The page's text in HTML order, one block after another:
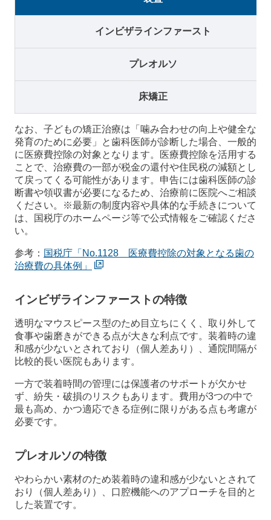
インビザラインファースト
プレオルソ
床矯正
なお、子どもの矯正治療は「噛み合わせの向上や健全な
発育のために必要」と歯科医師が診断した場合、一般的
に医療費控除の対象となります。医療費控除を活用する
ことで、治療費の一部が税金の還付や住民税の減額とし
て戻ってくる可能性があります。申告には歯科医師の診
断書や領収書が必要になるため、治療前に医院へご相談
ください。※最新の制度内容や具体的な手続きについて
は、国税庁のホームページ等で公式情報をご確認くださ
い。
参考： 国税庁「No.1128 医療費控除の対象となる歯の
治療費の具体例」
インビザラインファーストの特徴
透明なマウスピース型のため目立ちにくく、取り外して
食事や歯磨きができる点が大きな利点です。装着時の違
和感が少ないとされており（個人差あり）、通院間隔が
比較的長い医院もあります。
一方で装着時間の管理には保護者のサポートが欠かせ
ず、紛失・破損のリスクもあります。費用が3つの中で
最も高め、かつ適応できる症例に限りがある点も考慮が
必要です。
プレオルソの特徴
やわらかい素材のため装着時の違和感が少ないとされて
おり（個人差あり）、口腔機能へのアプローチを目的と
した装置です。